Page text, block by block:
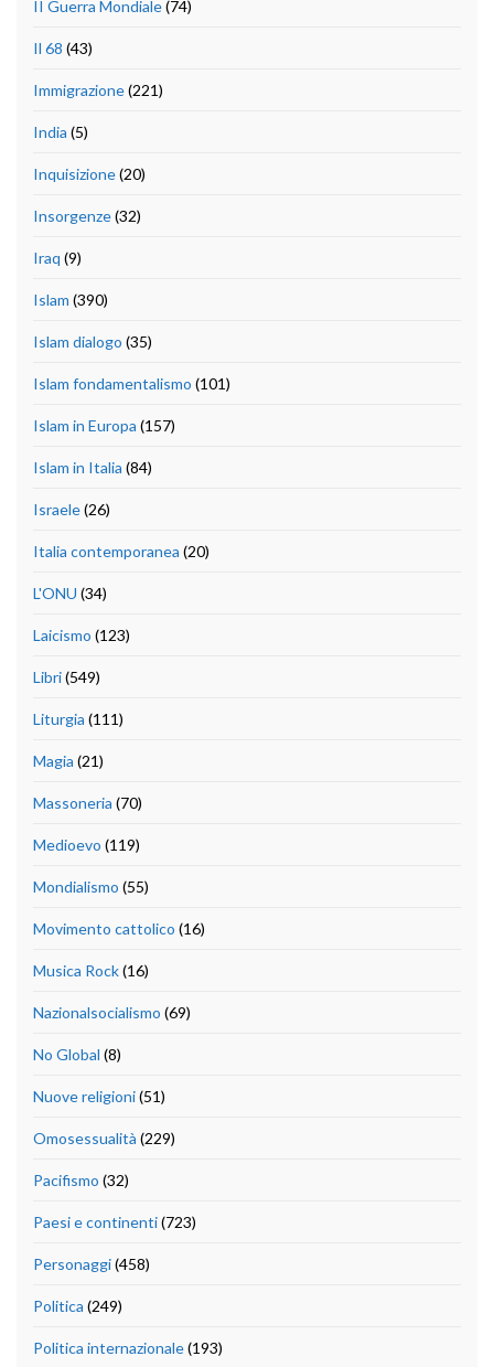
II Guerra Mondiale(74)
Il 68 (43)
Immigrazione(221)
India (5)
Inquisizione(20)
Insorgenze(32)
Iraq (9)
Islam (390)
Islam dialogo (35)
Islam fondamentalismo (101)
Islam in Europa (157)
Islam in Italia (84)
Israele(26)
Italia contemporanea (20)
L'ONU (34)
Laicismo (123)
Libri(549)
Liturgia (111)
Magia (21)
Massoneria (70)
Medioevo (119)
Mondialismo (55)
Movimento cattolico (16)
Musica Rock(16)
Nazionalsocialismo (69)
No Global (8)
Nuove religioni(51)
Omosessualità (229)
Pacifismo (32)
Paesi e continenti(723)
Personaggi(458)
Politica (249)
Politica internazionale(193)